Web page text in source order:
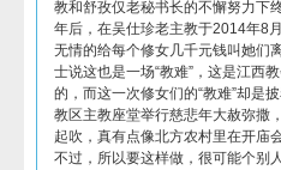
教和舒孜仅老秘书长的不懈努力下
年后，在吴仕珍老主教于2014年8
无情的给每个修女几千元钱叫她们
士说这也是一场“教难”，这是江西
的，而这一次修女们的“教难”却是
教区主教座堂举行慈悲年大赦弥撒
起吹，真有点像北方农村里在开庙
不过，所以要这样做，很可能个别